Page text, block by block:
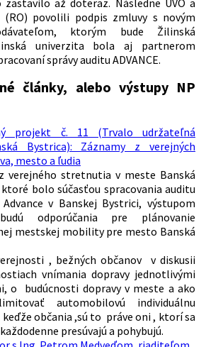
až doteraz. Následne ÚVO a
(RO) povolili podpis zmluvy s novým
ktorým bude Žilinská
univerzita bola aj partnerom
správy auditu ADVANCE.
články, alebo výstupy NP
projekt č. 11 (Trvalo udržateľná
Bystrica): Záznamy z verejných
mesto a ľudia
verejného stretnutia v meste Banská
bolo súčasťou spracovania auditu
v Banskej Bystrici, výstupom
odporúčania pre plánovanie
mestskej mobility pre mesto Banská
, bežných občanov v diskusii
vnímania dopravy jednotlivými
o budúcnosti dopravy v meste a ako
automobilovú individuálnu
občania ,sú to práve oni , ktorí sa
presúvajú a pohybujú.